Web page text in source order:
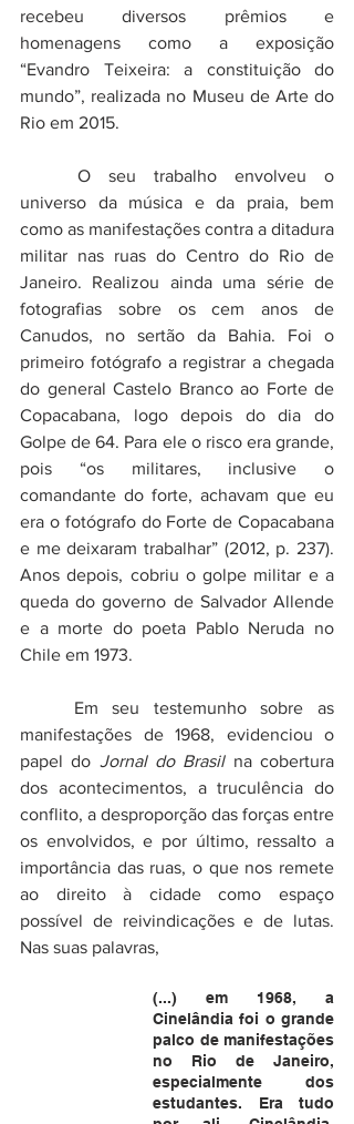
recebeu diversos prêmios e
homenagens como a exposição
“Evandro Teixeira: a constituição do
mundo”, realizada no Museu de Arte do
Rio em 2015.
universo da música e da praia, bem
como as manifestações contra a ditadura
militar nas ruas do Centro do Rio de
Janeiro. Realizou ainda uma série de
fotografias sobre os cem anos de
Canudos, no sertão da Bahia. Foi o
primeiro fotógrafo a registrar a chegada
do general Castelo Branco ao Forte de
Copacabana, logo depois do dia do
Golpe de 64. Para ele o risco era grande,
pois “os militares, inclusive o
comandante do forte, achavam que eu
era o fotógrafo do Forte de Copacabana
e me deixaram trabalhar” (2012, p. 237).
Anos depois, cobriu o golpe militar e a
queda do governo de Salvador Allende
e a morte do poeta Pablo Neruda no
Chile em 1973.
manifestações de 1968, evidenciou o
papel do Jornal do Brasil na cobertura
dos acontecimentos, a truculência do
conflito, a desproporção das forças entre
os envolvidos, e por último, ressalto a
importância das ruas, o que nos remete
ao direito à cidade como espaço
possível de reivindicações e de lutas.
Nas suas palavras,
(...) em 1968, a
Cinelândia foi o grande
palco de manifestações
no Rio de Janeiro,
especialmente dos
estudantes. Era tudo